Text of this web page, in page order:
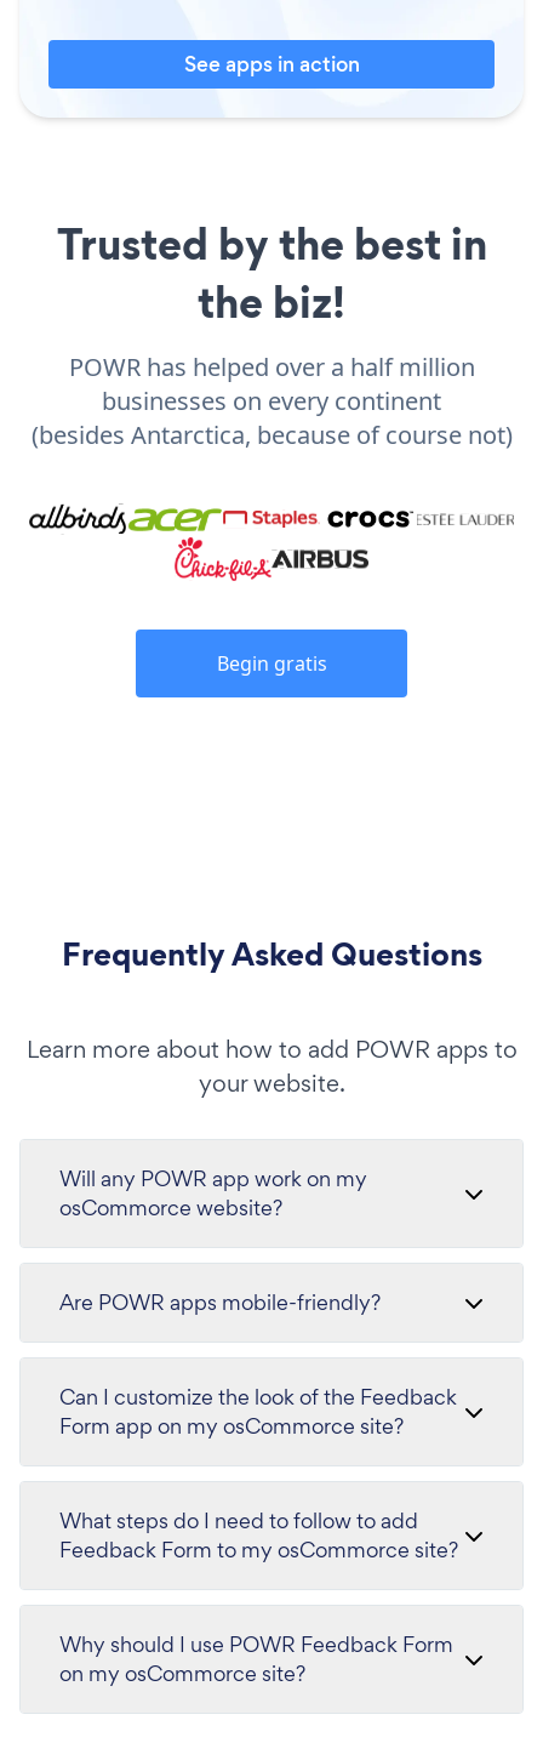
See apps in action
Trusted by the best in
the biz!
POWR has helped over a half million
businesses on every continent
(besides Antarctica, because of course not)
Begin gratis
Frequently Asked Questions
Learn more about how to add POWR apps to
your website.
Will any POWR app work on my
osCommorce website?
Are POWR apps mobile-friendly?
Can I customize the look of the Feedback
Form app on my osCommorce site?
What steps do I need to follow to add
Feedback Form to my osCommorce site?
Why should I use POWR Feedback Form
on my osCommorce site?